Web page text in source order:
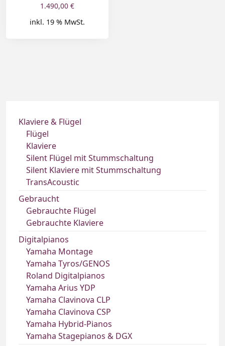
1.490,00 €
inkl. 19 % MwSt.
Klaviere & Flügel
Flügel
Klaviere
Silent Flügel mit Stummschaltung
Silent Klaviere mit Stummschaltung
TransAcoustic
Gebraucht
Gebrauchte Flügel
Gebrauchte Klaviere
Digitalpianos
Yamaha Montage
Yamaha Tyros/GENOS
Roland Digitalpianos
Yamaha Arius YDP
Yamaha Clavinova CLP
Yamaha Clavinova CSP
Yamaha Hybrid-Pianos
Yamaha Stagepianos & DGX